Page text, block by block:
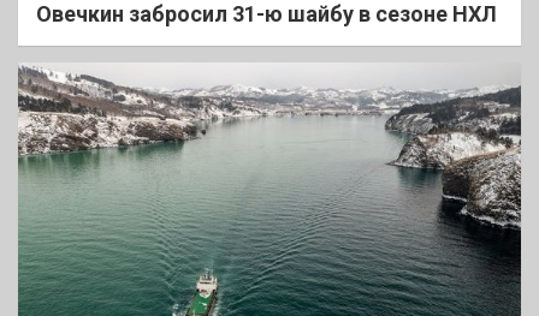
Овечкин забросил 31-ю шайбу в сезоне НХЛ